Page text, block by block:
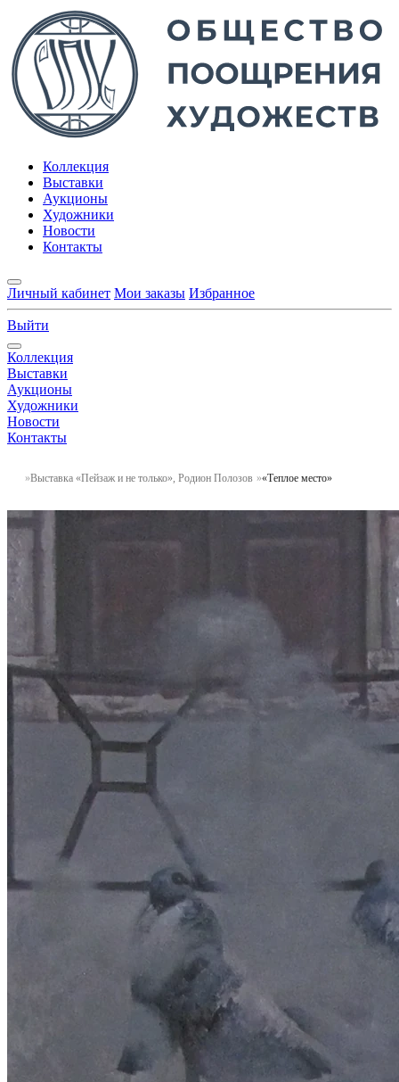
Коллекция
Выставки
Аукционы
Художники
Новости
Контакты
Личный кабинет Мои заказы Избранное
Выйти
Коллекция
Выставки
Аукционы
Художники
Новости
Контакты
Выставка «Пейзаж и не только», Родион Полозов «Теплое место»